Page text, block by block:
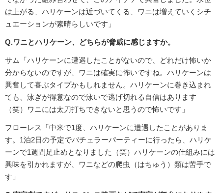
は上がる、ハリケーンは近づいてくる、ワニは増えていくシチ
ュエーションが素晴らしいです」
Q.ワニとハリケーン、どちらが脅威に感じますか。
サム「ハリケーンに遭遇したことがないので、どれだけ怖いか
分からないのですが、ワニは確実に怖いですね。ハリケーンは
興奮して喜ぶタイプかもしれません。ハリケーンに巻き込まれ
ても、泳ぎが得意なので泳いで逃げ切れる自信はあります
（笑）ワニには太刀打ちできないと思うので怖いです」
フローレス「中米で1度、ハリケーンに遭遇したことがありま
す。1泊2日の予定でバチェラーパーティーに行ったら、ハリケ
ーンで1週間足止めとなりました（笑）ハリケーンの仕組みには
興味を引かれますが、ワニなどの爬虫（はちゅう）類は苦手で
す」